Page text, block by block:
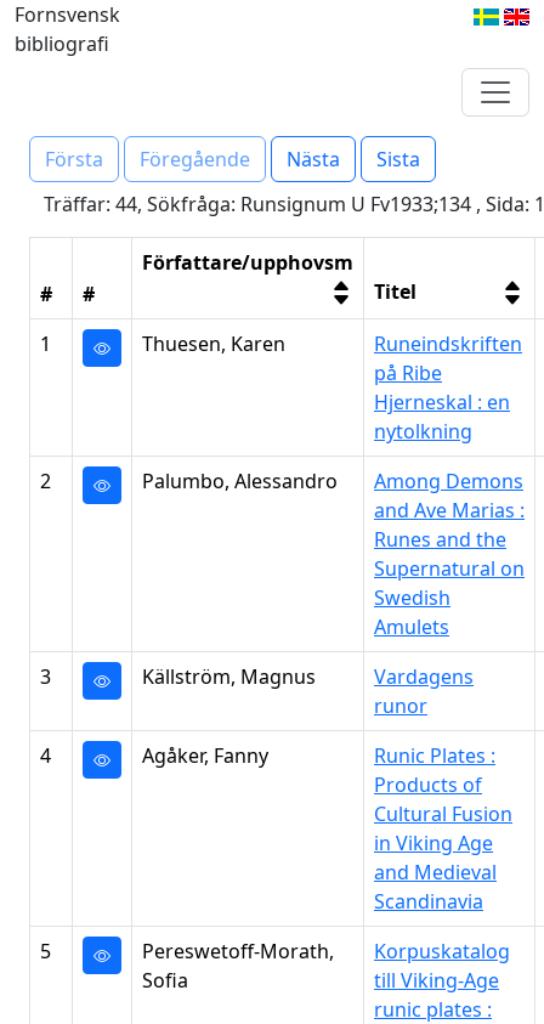
Fornsvensk
bibliografi
Första Föregående Nästa
Sista
Träffar: 44, Sökfråga: Runsignum U Fv1933;134 , Sida:
# #
Författare/upphovsm
Titel
1
Thuesen, Karen
Runeindskriften
på Ribe
Hjerneskal : en
nytolkning
2
Palumbo, Alessandro
Among Demons
and Ave Marias :
Runes and the
Supernatural on
Swedish
Amulets
3
Källström, Magnus
Vardagens
runor
4
Agåker, Fanny
Runic Plates :
Products of
Cultural Fusion
in Viking Age
and Medieval
Scandinavia
5
Pereswetoff-Morath,
Sofia
Korpuskatalog
till Viking-Age
runic plates :